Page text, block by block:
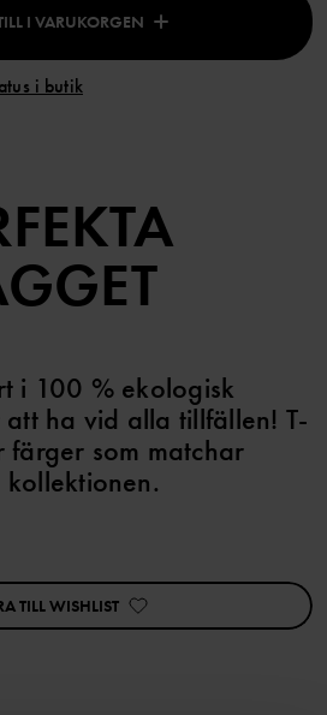
I VARUKORGEN
i butik
i 100 % ekologisk
ha vid alla tillfällen! T-
färger som matchar
3 för 2-erbjudande, som ej kan
TILL WISHLIST